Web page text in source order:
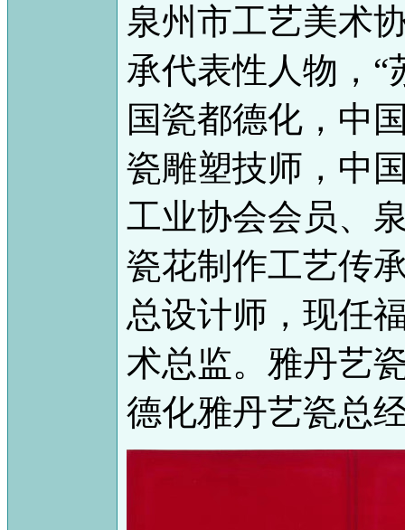
泉州市工艺美术
承代表性人物，“
国瓷都德化，中
瓷雕塑技师，中
工业协会会员、
瓷花制作工艺传
总设计师，现任
术总监。 雅丹艺
德化雅丹艺瓷总